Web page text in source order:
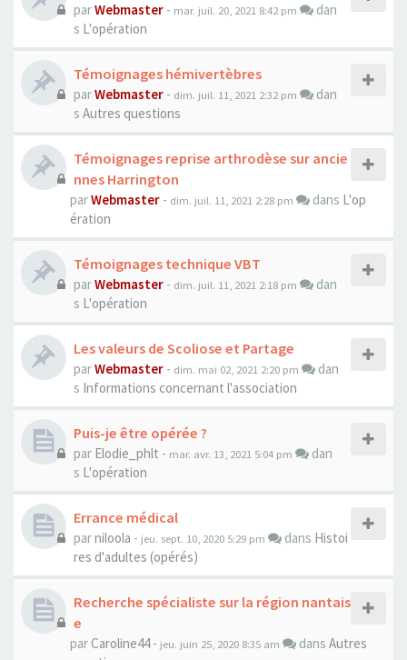
parWebmaster - mar. juil. 20, 2021 8:42 pm
dan
s L'opération
Témoignages hémivertèbres
parWebmaster - dim. juil. 11, 2021 2:32 pm
dan
s Autres questions
Témoignages reprise arthrodèse sur ancie
nnes Harrington
parWebmaster - dim. juil. 11, 2021 2:28 pm dans L'op
ération
Témoignages technique VBT
parWebmaster - dim. juil. 11, 2021 2:18 pm
dan
s L'opération
Les valeurs de Scoliose et Partage
parWebmaster - dim. mai 02, 2021 2:20 pm
dan
s Informations concernant l'association
Puis-je être opérée ?
par Elodie_phlt - mar. avr. 13, 2021 5:04 pm
dan
s L'opération
Errance médical
parniloola - jeu. sept. 10, 2020 5:29 pm dans Histoi
res d'adultes (opérés)
Recherche spécialiste sur la région nantais
e
par Caroline44- jeu. juin 25, 2020 8:35 am dans Autres